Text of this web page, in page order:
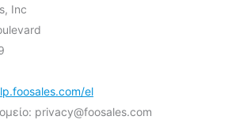
Inc
el
privacy@foosales.com